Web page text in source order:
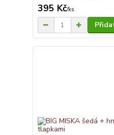
395 Kč/ks